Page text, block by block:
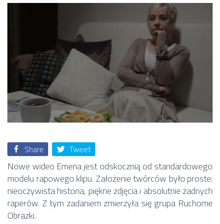
Share Tweet
Nowe wideo Emena jest odskocznią od standardowego
modelu rapowego klipu. Założenie twórców było proste:
nieoczywista historia, piękne zdjęcia i absolutnie żadnych
raperów. Z tym zadaniem zmierzyła się grupa Ruchome
Obrazki.